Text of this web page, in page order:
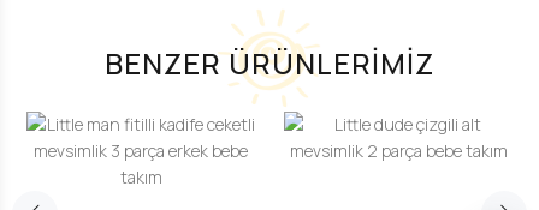
BENZER ÜRÜNLERİMİZ